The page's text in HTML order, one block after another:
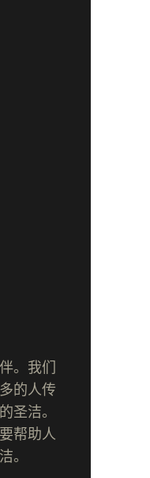
。我们
的人传
圣洁。
帮助人
。